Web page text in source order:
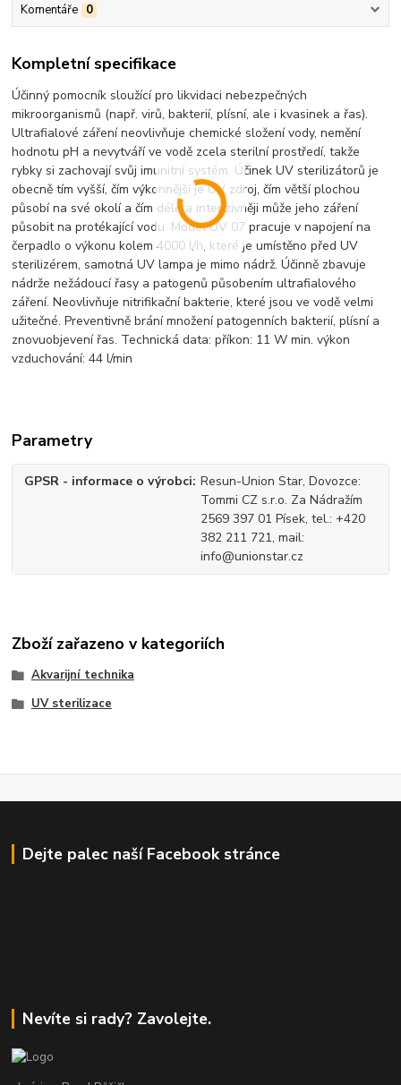
Komentáře 0
Kompletní specifikace
Účinný pomocník sloužící pro likvidaci nebezpečných
mikroorganismů (např. virů, bakterií, plísní, ale i kvasinek a řas).
Ultrafialové záření neovlivňuje chemické složení vody, nemění
hodnotu pH a nevytváří ve vodě zcela sterilní prostředí, takže
rybky si zachovají svůj imunitní systém. Účinek UV sterilizátorů je
obecně tím vyšší, čím výkonnější je UV zdroj, čím větší plochou
působí na své okolí a čím déle a intenzivněji může jeho záření
působit na protékající vodu. Model UV 07 pracuje v napojení na
čerpadlo o výkonu kolem 4000 l/h, které je umístěno před UV
sterilizérem, samotná UV lampa je mimo nádrž. Účinně zbavuje
nádrže nežádoucí řasy a patogenů působením ultrafialového
záření. Neovlivňuje nitrifikační bakterie, které jsou ve vodě velmi
užitečné. Preventivně brání množení patogenních bakterií, plísní a
znovuobjevení řas. Technická data: příkon: 11 W min. výkon
vzduchování: 44 l/min
Parametry
GPSR - informace o výrobci Resun-Union Star, Dovozce:
Tommi CZ s.r.o. Za Nádražím
2569 397 01 Písek, tel.: +420
382 211 721, mail:
info@unionstar.cz
Zboží zařazeno v kategoriích
Akvarijní technika
UV sterilizace
Dejte palec naší Facebook stránce
Nevíte si rady? Zavolejte.